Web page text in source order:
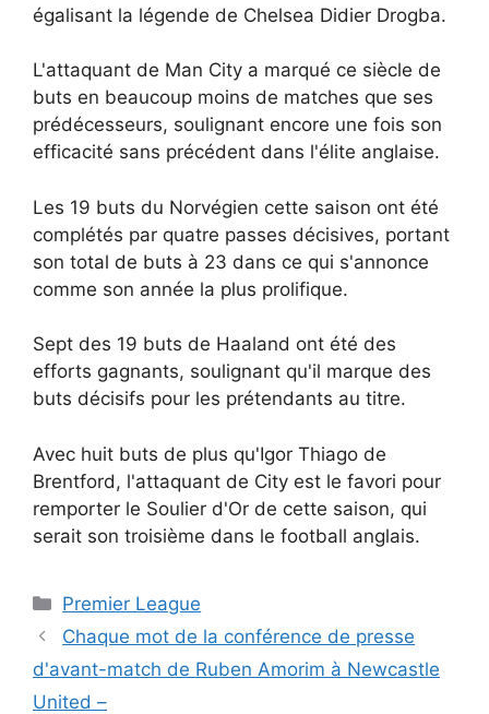
égalisant la légende de Chelsea Didier Drogba.
L'attaquant de Man City a marqué ce siècle de
buts en beaucoup moins de matches que ses
prédécesseurs, soulignant encore une fois son
efficacité sans précédent dans l'élite anglaise.
Les 19 buts du Norvégien cette saison ont été
complétés par quatre passes décisives, portant
son total de buts à 23 dans ce qui s'annonce
comme son année la plus prolifique.
Sept des 19 buts de Haaland ont été des
efforts gagnants, soulignant qu'il marque des
buts décisifs pour les prétendants au titre.
Avec huit buts de plus qu'Igor Thiago de
Brentford, l'attaquant de City est le favori pour
remporter le Soulier d'Or de cette saison, qui
serait son troisième dans le football anglais.
Catégories
Premier League
Chaque mot de la conférence de presse
d'avant-match de Ruben Amorim à Newcastle
United –